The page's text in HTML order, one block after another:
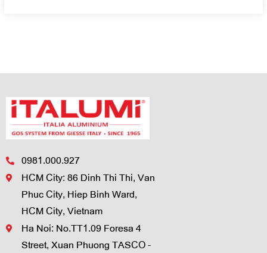
0981.000.927
HCM City: 86 Dinh Thi Thi, Van
Phuc City, Hiep Binh Ward,
HCM City, Vietnam
Ha Noi: No.TT1.09 Foresa 4
Street, Xuan Phuong TASCO -